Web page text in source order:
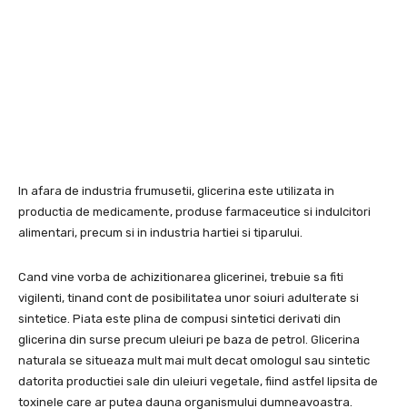
In afara de industria frumusetii, glicerina este utilizata in
productia de medicamente, produse farmaceutice si indulcitori
alimentari, precum si in industria hartiei si tiparului.
Cand vine vorba de achizitionarea glicerinei, trebuie sa fiti
vigilenti, tinand cont de posibilitatea unor soiuri adulterate si
sintetice. Piata este plina de compusi sintetici derivati din
glicerina din surse precum uleiuri pe baza de petrol. Glicerina
naturala se situeaza mult mai mult decat omologul sau sintetic
datorita productiei sale din uleiuri vegetale, fiind astfel lipsita de
toxinele care ar putea dauna organismului dumneavoastra.